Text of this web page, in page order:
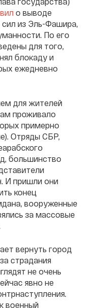
о выводе
из Эль-Фашира,
По его
для того,
блокаду и
ежедневно
для жителей
проживало
примерно
Отряды СБР,
большинство
И пришли они
конец
вооруженные
за массовые
вернуть город
страдания
не очень
явно не
военный